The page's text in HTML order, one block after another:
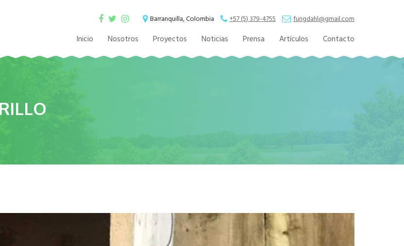
Barranquilla, Colombia +57 (5) 379-4755 fungdahl@gmail.com
Inicio Nosotros Proyectos Noticias Prensa Artículos Contacto